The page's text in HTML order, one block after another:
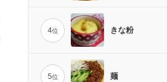
4位 きな粉
5位 麺